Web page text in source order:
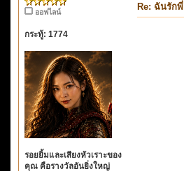
ออฟไลน์
กระทู้: 1774
รอยยิ้มและเสียงหัวเราะของ
คุณ คือรางวัลอันยิ่งใหญ่
Re: ฉันรักพี่